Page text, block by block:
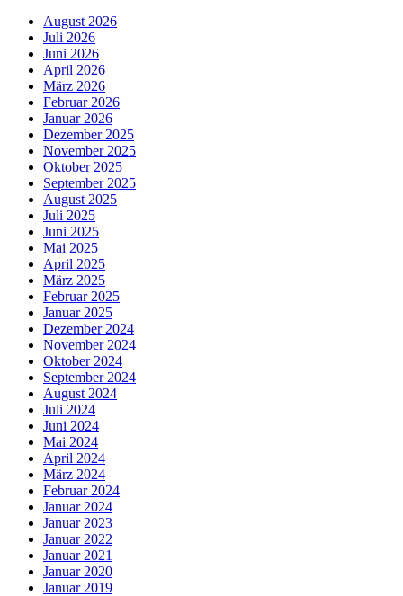
August 2026
Juli 2026
Juni 2026
April 2026
März 2026
Februar 2026
Januar 2026
Dezember 2025
November 2025
Oktober 2025
September 2025
August 2025
Juli 2025
Juni 2025
Mai 2025
April 2025
März 2025
Februar 2025
Januar 2025
Dezember 2024
November 2024
Oktober 2024
September 2024
August 2024
Juli 2024
Juni 2024
Mai 2024
April 2024
März 2024
Februar 2024
Januar 2024
Januar 2023
Januar 2022
Januar 2021
Januar 2020
Januar 2019